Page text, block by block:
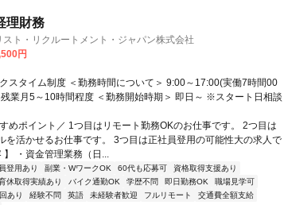
理財務
ト・リクルートメント・ジャパン株式会社
円
スタイム制度 ＜勤務時間について＞ 9:00～17:00(実働7時間00
業月5～10時間程度 ＜勤務開始時期＞ 即日～ ※スタート日相談
めポイント／ 1つ目はリモート勤務OKのお仕事です。 2つ目は
を活かせるお仕事です。 3つ目は正社員登用の可能性大の求人で
】 ・資金管理業務（日...
登用あり 副業・WワークOK 60代も応募可
資格取得支援あり
休取得実績あり バイク通勤OK 学歴不問 即日勤務OK
職場見学可
あり 経験不問 英語 未経験者歓迎 フルリモート
交通費全額支給